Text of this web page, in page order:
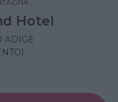
Hotel
ADIGE